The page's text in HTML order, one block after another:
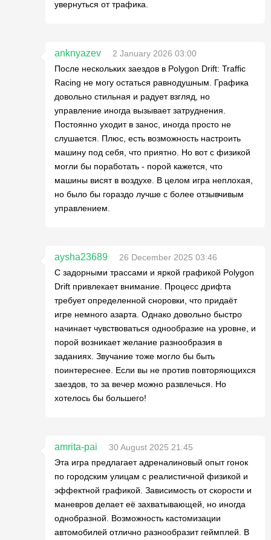
увернуться от трафика.
anknyazev
2 January 2026 03:00
После нескольких заездов в Polygon Drift: Traffic
Racing не могу остаться равнодушным. Графика
довольно стильная и радует взгляд, но
управление иногда вызывает затруднения.
Постоянно уходит в занос, иногда просто не
слушается. Плюс, есть возможность настроить
машину под себя, что приятно. Но вот с физикой
могли бы поработать - порой кажется, что
машины висят в воздухе. В целом игра неплохая,
но было бы гораздо лучше с более отзывчивым
управлением.
aysha23689
26 December 2025 03:46
С задорными трассами и яркой графикой Polygon
Drift привлекает внимание. Процесс дрифта
требует определенной сноровки, что придаёт
игре немного азарта. Однако довольно быстро
начинает чувствоваться однообразие на уровне, и
порой возникает желание разнообразия в
заданиях. Звучание тоже могло бы быть
поинтереснее. Если вы не против повторяющихся
заездов, то за вечер можно развлечься. Но
хотелось бы большего!
amrita-pai
30 August 2025 21:45
Эта игра предлагает адреналиновый опыт гонок
по городским улицам с реалистичной физикой и
эффектной графикой. Зависимость от скорости и
маневров делает её захватывающей, но иногда
однобразной. Возможность кастомизации
автомобилей отлично разнообразит геймплей. В